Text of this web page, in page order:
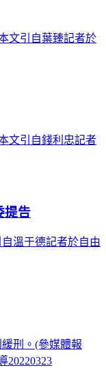
文引自葉臻記者於
文引自錢利忠記者
提告
溫于德記者於自由
刑。(參媒體報
20220323